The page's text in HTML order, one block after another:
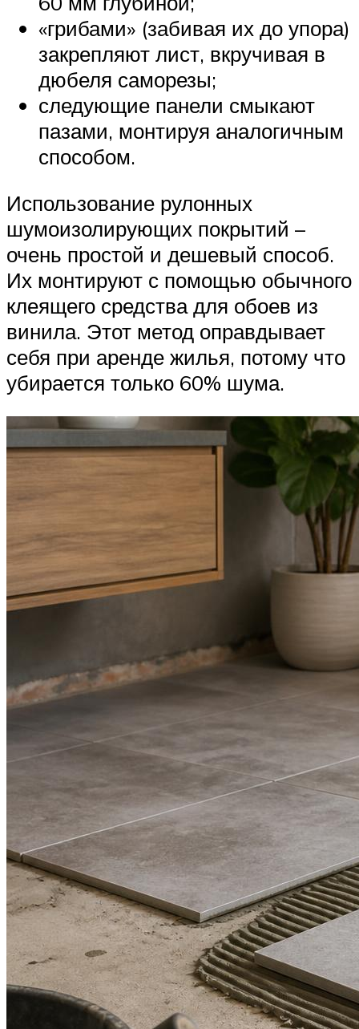
«грибами» (забивая их до упора)
закрепляют лист, вкручивая в
дюбеля саморезы;
следующие панели смыкают
пазами, монтируя аналогичным
способом.
Использование рулонных
шумоизолирующих покрытий –
очень простой и дешевый способ.
Их монтируют с помощью обычного
клеящего средства для обоев из
винила. Этот метод оправдывает
себя при аренде жилья, потому что
убирается только 60% шума.